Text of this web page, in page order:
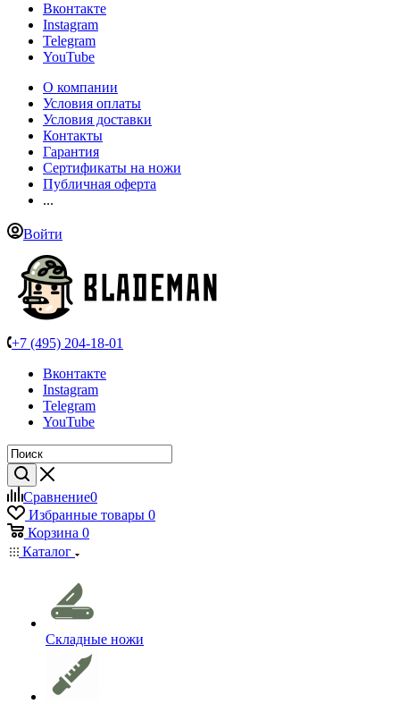
Вконтакте
Instagram
Telegram
YouTube
О компании
Условия оплаты
Условия доставки
Контакты
Гарантия
Сертификаты на ножи
Публичная оферта
...
Войти
+7 (495) 204-18-01
Вконтакте
Instagram
Telegram
YouTube
Сравнение0
Избранные товары 0
Корзина 0
Каталог
Складные ножи